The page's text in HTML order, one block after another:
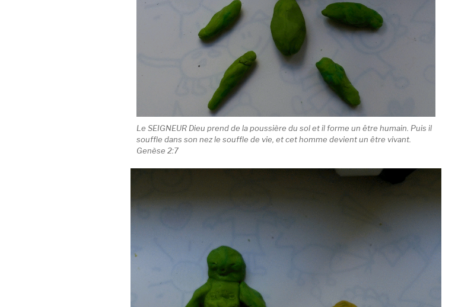
Le SEIGNEUR Dieu prend de la poussière du sol et il forme un être humain. Puis il
souffle dans son nez le souffle de vie, et cet homme devient un être vivant.
Genèse 2:7